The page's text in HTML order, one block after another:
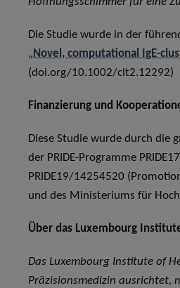
Die Studie wurde in der
„ Novel, computational IgE-
(doi.org/10.1002/clt2.12292)
Finanzierung und
Diese Studie wurde durch die
der PRIDE-Programme
PRIDE19/14254520
und des Ministeriums für
Über das Luxembourg
Das Luxembourg Institute of
Präzisionsmedizin ausrichtet,